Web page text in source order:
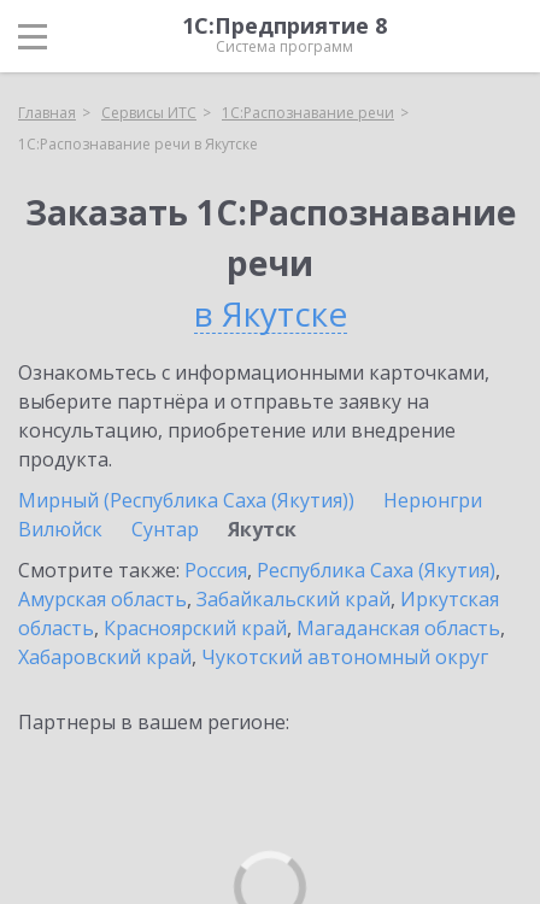
1С:Предприятие 8
Система программ
Главная Сервисы ИТС
1С:Распознавание речи
1С:Распознавание речи в Якутске
Заказать 1С:Распознавание
речи
в Якутске
Ознакомьтесь с информационными карточками,
выберите партнёра и отправьте заявку на
консультацию, приобретение или внедрение
продукта.
Мирный (Республика Саха (Якутия))
Нерюнгри
Вилюйск
Сунтар
Якутск
Смотрите также: Россия, Республика Саха (Якутия),
Амурская область, Забайкальский край, Иркутская
область, Красноярский край, Магаданская область,
Хабаровский край, Чукотский автономный округ
Партнеры в вашем регионе: